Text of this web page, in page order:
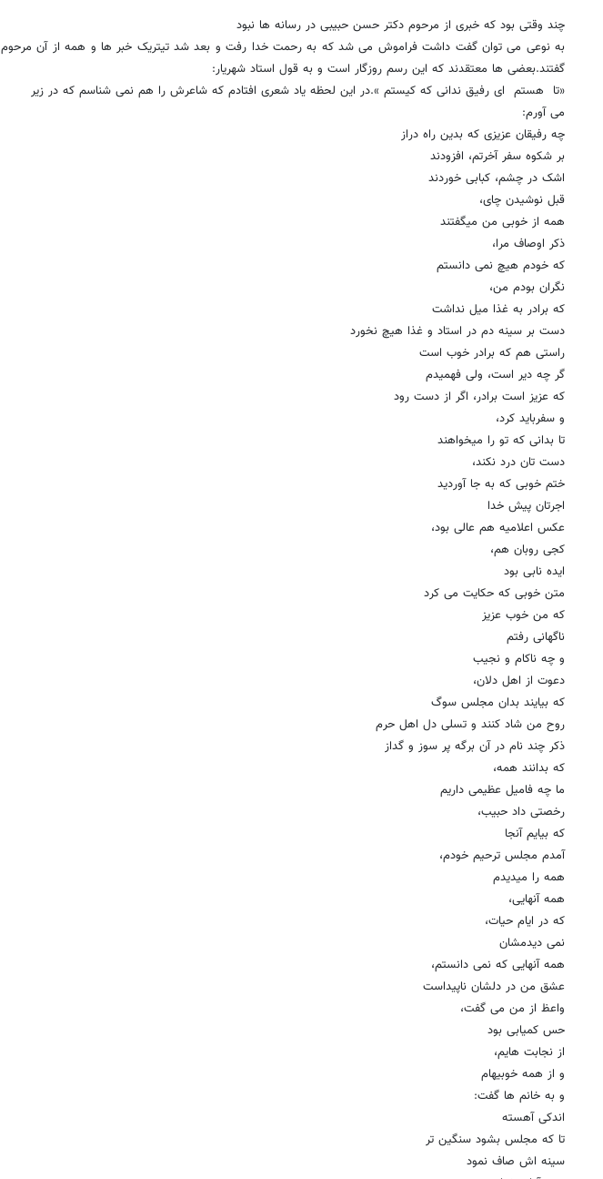
چند وقتی بود که خبری از مرحوم دکتر حسن حبیبی در رسانه ها نبود
به نوعی می توان گفت داشت فراموش می شد که به رحمت خدا رفت و بعد شد تیتریک خبر ها و همه از آن مرحوم
گفتند.بعضی ها معتقدند که این رسم روزگار است و به قول استاد شهریار:
«تا هستم ای رفیق ندانی که کیستم ».در این لحظه یاد شعری افتادم که شاعرش را هم نمی شناسم که در زیر
می آورم:
چه رفیقان عزیزی که بدین راه دراز
بر شکوه سفر آخرتم، افزودند
اشک در چشم، کبابی خوردند
قبل نوشیدن چای،
همه از خوبی من میگفتند
ذکر اوصاف مرا،
که خودم هیچ نمی دانستم
نگران بودم من،
که برادر به غذا میل نداشت
دست بر سینه دم در استاد و غذا هیچ نخورد
راستی هم که برادر خوب است
گر چه دیر است، ولی فهمیدم
که عزیز است برادر، اگر از دست رود
و سفرباید کرد،
تا بدانی که تو را میخواهند
دست تان درد نکند،
ختم خوبی که به جا آوردید
اجرتان پیش خدا
عکس اعلامیه هم عالی بود،
کجی روبان هم،
ایده نابی بود
متن خوبی که حکایت می کرد
که من خوب عزیز
ناگهانی رفتم
و چه ناکام و نجیب
دعوت از اهل دلان،
که بیایند بدان مجلس سوگ
روح من شاد کنند و تسلی دل اهل حرم
ذکر چند نام در آن برگه پر سوز و گداز
که بدانند همه،
ما چه فامیل عظیمی داریم
رخصتی داد حبیب،
که بیایم آنجا
آمدم مجلس ترحیم خودم،
همه را میدیدم
همه آنهایی،
که در ایام حیات،
نمی دیدمشان
همه آنهایی که نمی دانستم،
عشق من در دلشان ناپیداست
واعظ از من می گفت،
حس کمیابی بود
از نجابت هایم،
و از همه خوبیهام
و به خانم ها گفت:
اندکی آهسته
تا که مجلس بشود سنگین تر
سینه اش صاف نمود